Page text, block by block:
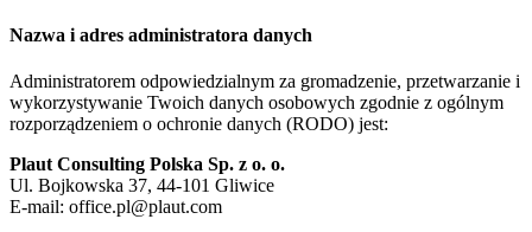
Nazwa i adres administratora danych
Administratorem odpowiedzialnym za gromadzenie, przetwarzanie i
wykorzystywanie Twoich danych osobowych zgodnie z ogólnym
rozporządzeniem o ochronie danych (RODO) jest:
Plaut Consulting Polska Sp. z o. o.
Ul. Bojkowska 37, 44-101 Gliwice
E-mail: office.pl@plaut.com